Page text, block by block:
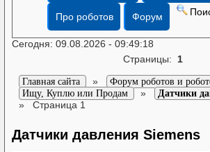
Про роботов Форум
Сегодня: 09.08.2026 - 09:49:18
Страницы: 1
Главная сайта » Форум роботов и
Ищу, Куплю или Продам » Датчики
» Страница 1
Датчики давления Siemens